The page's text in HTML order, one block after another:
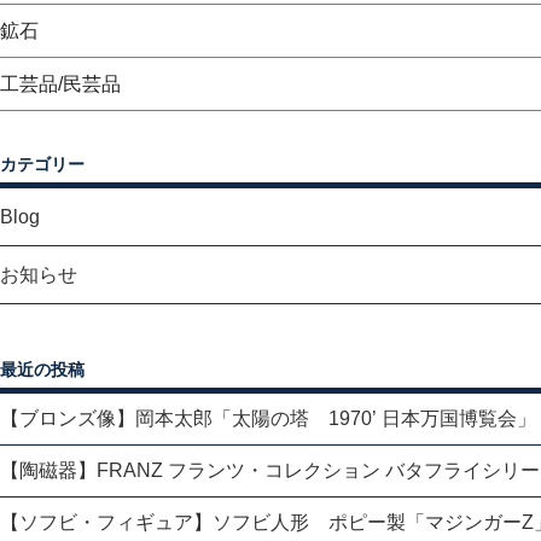
鉱石
工芸品/民芸品
カテゴリー
Blog
お知らせ
最近の投稿
【ブロンズ像】岡本太郎「太陽の塔 1970’ 日本万国博覧会」
【陶磁器】FRANZ フランツ・コレクション バタフライシリ
【ソフビ・フィギュア】ソフビ人形 ポピー製「マジンガーZ